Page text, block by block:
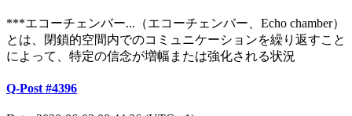
***エコーチェンバー...（エコーチェンバー、Echo chamber）
とは、閉鎖的空間内でのコミュニケーションを繰り返すこと
によって、特定の信念が増幅または強化される状況
Q-Post #4396